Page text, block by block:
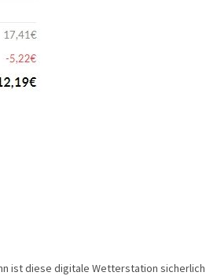
ist diese digitale Wetterstation sicherlich